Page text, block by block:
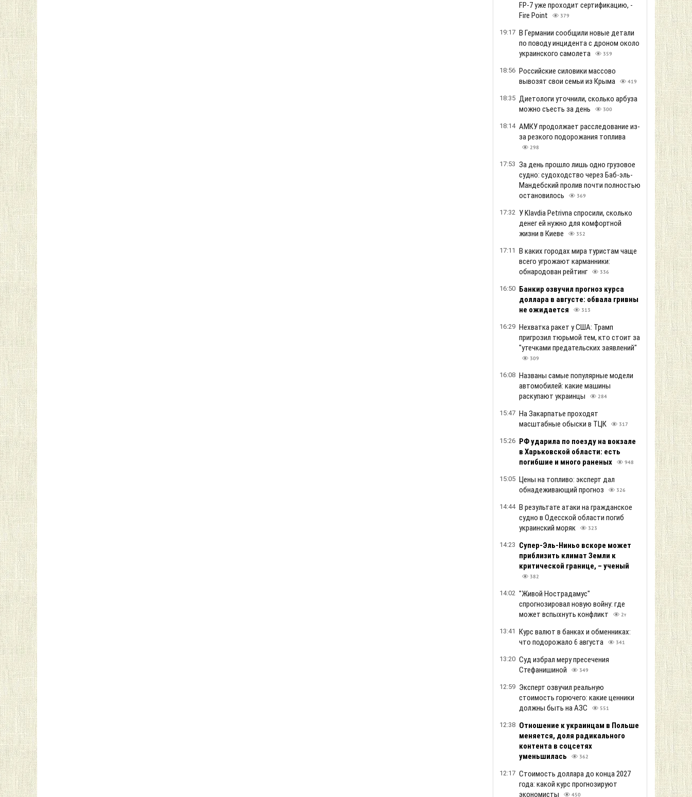
FP-7 уже проходит сертификацию, -
Fire Point
379
19:17 В Германии сообщили новые детали
по поводу инцидента с дроном около
украинского самолета
359
18:56 Российские силовики массово
вывозят свои семьи из Крыма
419
18:35 Диетологи уточнили, сколько арбуза
можно съесть за день
300
18:14 АМКУ продолжает расследование из-
за резкого подорожания топлива
298
17:53 За день прошло лишь одно грузовое
судно: судоходство через Баб-эль-
Мандебский пролив почти полностью
остановилось
369
17:32 У Klavdia Petrivna спросили, сколько
денег ей нужно для комфортной
жизни в Киеве
352
17:11 В каких городах мира туристам чаще
всего угрожают карманники:
обнародован рейтинг
336
16:50 Банкир озвучил прогноз курса
доллара в августе: обвала гривны
не ожидается
313
16:29 Нехватка ракет у США: Трамп
пригрозил тюрьмой тем, кто стоит за
"утечками предательских заявлений"
309
16:08 Названы самые популярные модели
автомобилей: какие машины
раскупают украинцы
284
15:47 На Закарпатье проходят
масштабные обыски в ТЦК
317
15:26 РФ ударила по поезду на вокзале
в Харьковской области: есть
погибшие и много раненых
948
15:05 Цены на топливо: эксперт дал
обнадеживающий прогноз
326
14:44 В результате атаки на гражданское
судно в Одесской области погиб
украинский моряк
323
14:23 Супер-Эль-Ниньо вскоре может
приблизить климат Земли к
критической границе, – ученый
382
14:02 "Живой Нострадамус"
спрогнозировал новую войну: где
может вспыхнуть конфликт
2т
13:41 Курс валют в банках и обменниках:
что подорожало 6 августа
341
13:20 Суд избрал меру пресечения
Стефанишиной
349
12:59 Эксперт озвучил реальную
стоимость горючего: какие ценники
должны быть на АЗС
551
12:38 Отношение к украинцам в Польше
меняется, доля радикального
контента в соцсетях
уменьшилась
362
12:17 Стоимость доллара до конца 2027
года: какой курс прогнозируют
экономисты
450